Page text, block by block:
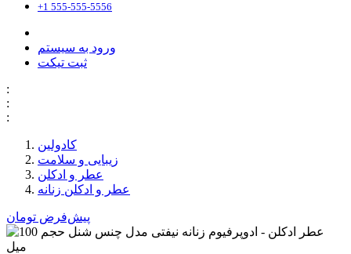
+1 555-555-5556
ورود به سیستم
ثبت تیکت
:
:
:
کادولین
زیبایی و سلامت
عطر و ادکلن
عطر و ادکلن زنانه
پیش‌فرض تومان